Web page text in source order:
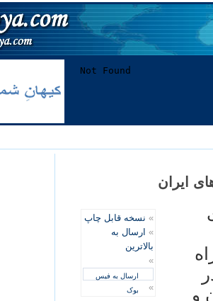
ایران
» نسخه قابل چاپ
» ارسال به
بالاترین
»
ارسال به فیس
بوک
»
و